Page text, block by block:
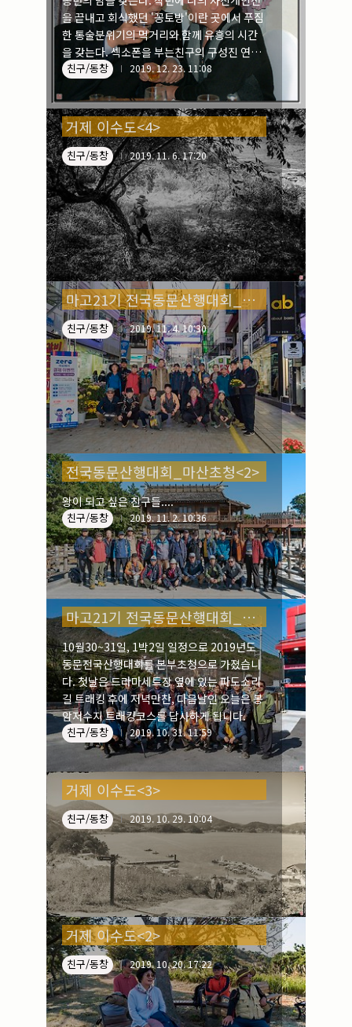
을 끝내고 회식했던 '꽁토방'이란 곳에서 푸짐
한 통술분위기의 먹거리와 함께 유흥의 시간
을 갖는다. 섹소폰을 부는친구의 구성진 연주
와 노래 하고집이 친구들의 노래방도 곁들인
송년의 밤이 어떻게 흘러갈지 올해이 회장직
을 맡고 있는 나로서는 궁금하기도 하고, 긴장
되기도 한다. 위 사진들은 2009년, 딱 10년 전
의 송년회 사진들이다. 당시만 해도 예산이 넉
넉했던지 부부동반인 게 지금과 다르다.
친구/동창 2019. 12. 23. 11:08
거제 이수도<4>
친구/동창 2019. 11. 6. 17:20
마고21기 전국동문산행대회_마산초청<3>
친구/동창 2019. 11. 4. 10:30
전국동문산행대회_마산초청<2>
왕이 되고 싶은 친구들....
친구/동창 2019. 11. 2. 10:36
마고21기 전국동문산행대회_마산초청
10월30~31일, 1박2일 일정으로 2019년도
동문전국산행대회를 본부초청으로 가졌습니
다. 첫날은 드라마세트장 옆에 있는 파도소리
길 트래킹 후에 저녁만찬, 다음날인 오늘은 봉
암저수지 트래킹코스를 답사하게 됩니다.
친구/동창 2019. 10. 31. 11:59
거제 이수도<3>
친구/동창 2019. 10. 29. 10:04
거제 이수도<2>
친구/동창 2019. 10. 20. 17:22